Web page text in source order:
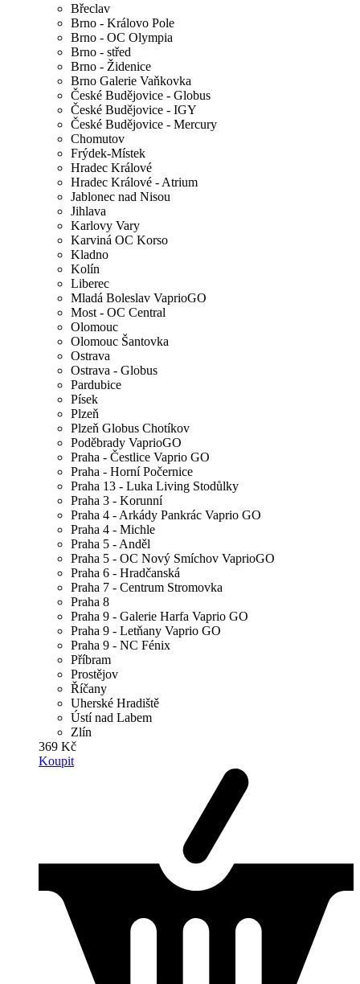
Břeclav
Brno - Královo Pole
Brno - OC Olympia
Brno - střed
Brno - Židenice
Brno Galerie Vaňkovka
České Budějovice - Globus
České Budějovice - IGY
České Budějovice - Mercury
Chomutov
Frýdek-Místek
Hradec Králové
Hradec Králové - Atrium
Jablonec nad Nisou
Jihlava
Karlovy Vary
Karviná OC Korso
Kladno
Kolín
Liberec
Mladá Boleslav VaprioGO
Most - OC Central
Olomouc
Olomouc Šantovka
Ostrava
Ostrava - Globus
Pardubice
Písek
Plzeň
Plzeň Globus Chotíkov
Poděbrady VaprioGO
Praha - Čestlice Vaprio GO
Praha - Horní Počernice
Praha 13 - Luka Living Stodůlky
Praha 3 - Korunní
Praha 4 - Arkády Pankrác Vaprio GO
Praha 4 - Michle
Praha 5 - Anděl
Praha 5 - OC Nový Smíchov VaprioGO
Praha 6 - Hradčanská
Praha 7 - Centrum Stromovka
Praha 8
Praha 9 - Galerie Harfa Vaprio GO
Praha 9 - Letňany Vaprio GO
Praha 9 - NC Fénix
Příbram
Prostějov
Říčany
Uherské Hradiště
Ústí nad Labem
Zlín
369 Kč
Koupit